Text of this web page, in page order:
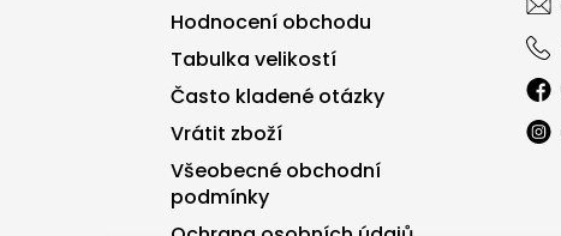
Hodnocení obchodu
Tabulka velikostí
Často kladené otázky
Vrátit zboží
Všeobecné obchodní
podmínky